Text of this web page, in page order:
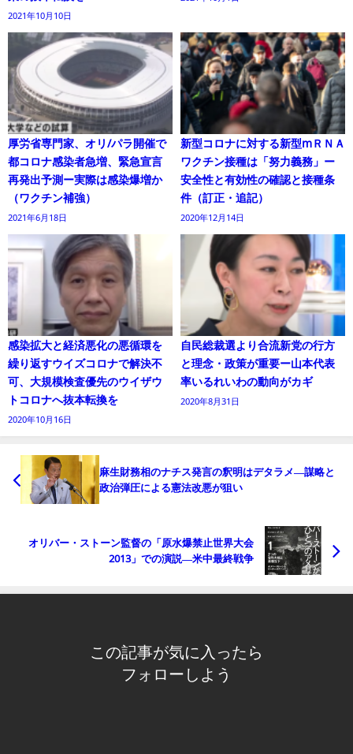
2021年10月10日
厚労省専門家、オリ/パラ開催で
都コロナ感染者急増、緊急宣言
再発出予測ー実際は感染爆増か
（ワクチン補強）
2021年6月18日
新型コロナに対する新型mＲＮＡ
ワクチン接種は「努力義務」ー
安全性と有効性の確認と接種条
件（訂正・追記）
2020年12月14日
感染拡大と経済悪化の悪循環を
繰り返すウイズコロナで解決不
可、大規模検査優先のウイザウ
トコロナへ抜本転換を
2020年10月16日
自民総裁選より合流新党の行方
と理念・政策が重要ー山本代表
率いるれいわの動向がカギ
2020年8月31日
麻生財務相のナチス発言の釈明はデタラメ―謀略と
政治弾圧による憲法改悪が狙い
オリバー・ストーン監督の「原水爆禁止世界大会
2013」での演説―米中最終戦争
この記事が気に入ったら
フォローしよう